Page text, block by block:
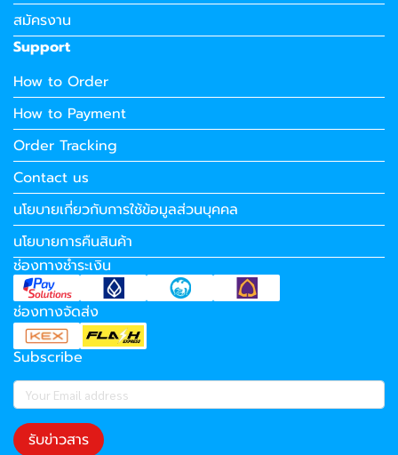
สมัครงาน
Support
How to Order
How to Payment
Order Tracking
Contact us
นโยบายเกี่ยวกับการใช้ข้อมูลส่วนบุคคล
นโยบายการคืนสินค้า
ช่องทางชำระเงิน
ช่องทางจัดส่ง
Subscribe
รับข่าวสาร